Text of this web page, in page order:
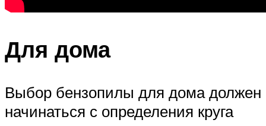
Для дома
Выбор бензопилы для дома должен
начинаться с определения круга